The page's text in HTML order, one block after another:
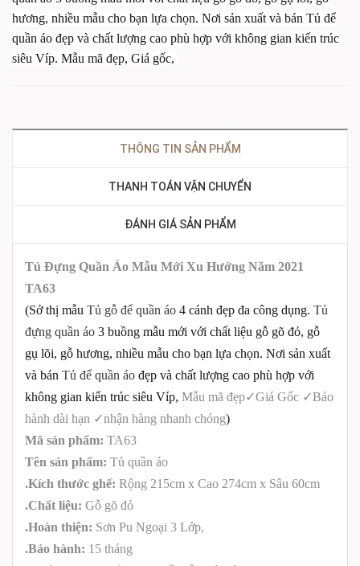
hương, nhiều mẫu cho bạn lựa chọn. Nơi sản xuất và bán Tủ để
quần áo đẹp và chất lượng cao phù hợp với không gian kiến trúc
siêu Víp. Mẫu mã đẹp, Giá gốc,
THÔNG TIN SẢN PHẨM
THANH TOÁN VẬN CHUYỂN
ĐÁNH GIÁ SẢN PHẨM
Tủ Đựng Quần Áo Mẫu Mới Xu Hướng Năm 2021
TA63
(Sở thị mẫu Tủ gỗ để quần áo 4 cánh đẹp đa công dụng. Tủ
đựng quần áo 3 buồng mẫu mới với chất liệu gỗ gõ đỏ, gỗ
gụ lõi, gỗ hương, nhiều mẫu cho bạn lựa chọn. Nơi sản xuất
và bán Tủ để quần áo đẹp và chất lượng cao phù hợp với
không gian kiến trúc siêu Víp, Mẫu mã đẹp✓Giá Gốc ✓Bảo
hành dài hạn ✓nhận hàng nhanh chóng)
Mã sản phẩm: TA63
Tên sản phẩm: Tủ quần áo
.Kích thước ghế: Rộng 215cm x Cao 274cm x Sâu 60cm
.Chất liệu: Gỗ gõ đỏ
.Hoàn thiện: Sơn Pu Ngoại 3 Lớp,
.Bảo hành: 15 tháng